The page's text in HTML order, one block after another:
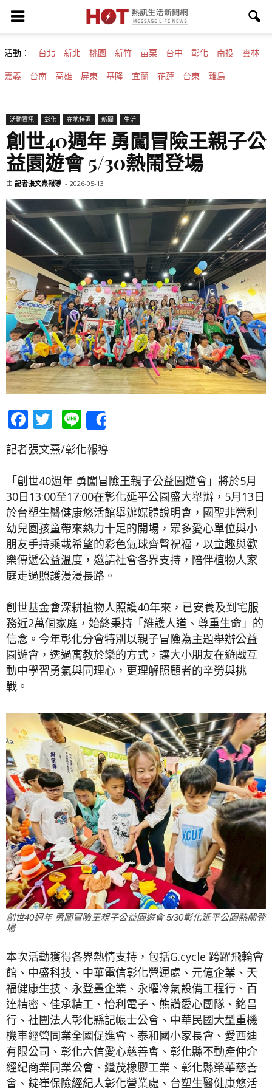
活動： 台北 新北 桃園 新竹 苗栗 台中 彰化 南投 雲林
嘉義 台南 高雄 屏東 基隆 宜蘭 花蓮 台東 離島
活動資訊 彰化 在地特區 新聞 生活
創世40週年 勇闖冒險王親子公
益園遊會 5/30熱鬧登場
由 記者張文熹報導 - 2026-05-13
Facebook
Twitter
Line
記者張文熹/彰化報導
「創世40週年 勇闖冒險王親子公益園遊會」將於5月
30日13:00至17:00在彰化延平公園盛大舉辦，5月13日
於台塑生醫健康悠活館舉辦媒體說明會，國聖非營利
幼兒園孩童帶來熱力十足的開場，眾多愛心單位與小
朋友手持乘載希望的彩色氣球齊聲祝福，以童趣與歡
樂傳遞公益溫度，邀請社會各界支持，陪伴植物人家
庭走過照護漫漫長路。
創世基金會深耕植物人照護40年來，已安養及到宅服
務近2萬個家庭，始終秉持「維護人道、尊重生命」的
信念。今年彰化分會特別以親子冒險為主題舉辦公益
園遊會，透過寓教於樂的方式，讓大小朋友在遊戲互
動中學習勇氣與同理心，更理解照顧者的辛勞與挑
戰。
創世40週年 勇闖冒險王親子公益園遊會 5/30彰化延平公園熱鬧登
場
本次活動獲得各界熱情支持，包括G.cycle 跨躍飛輪會
館、中盛科技、中華電信彰化營運處、元億企業、天
福健康生技、永登豐企業、永曜冷氣設備工程行、百
達精密、佳承精工、怡利電子、熊讚愛心團隊、銘昌
行、社團法人彰化縣記帳士公會、中華民國大型重機
機車經營同業全國促進會、泰和國小家長會、愛西迪
有限公司、彰化六信愛心慈善會、彰化縣不動產仲介
經紀商業同業公會、繼茂橡膠工業、彰化縣榮華慈善
會、錠嵂保險經紀人彰化營業處、台塑生醫健康悠活